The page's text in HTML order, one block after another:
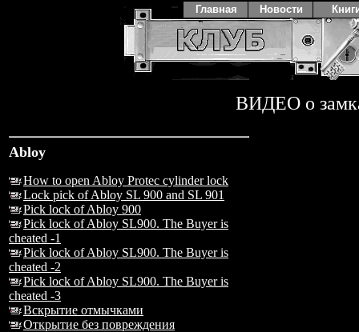
ВИДЕО о
Abloy
How to open Abloy Protec cylinder lock
Lock pick of Abloy SL 900 and SL 901
Pick lock of Abloy 900
Pick lock of Abloy SL900. The Buyer is
cheated -1
Pick lock of Abloy SL900. The Buyer is
cheated -2
Pick lock of Abloy SL900. The Buyer is
cheated -3
Вскрытие отмычками
Открытие без повреждения
Главная Новости